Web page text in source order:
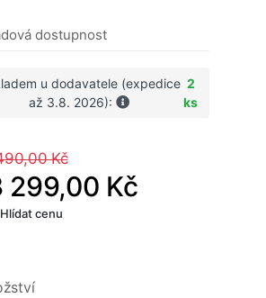
dostupnost
u dodavatele (expedice
až 3.8. 2026):
2
ks
Kč
299,00 Kč
Hlídat cenu